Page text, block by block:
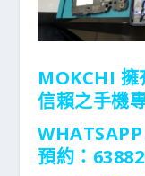
MOKCHI 擁
信賴之手機
預約：